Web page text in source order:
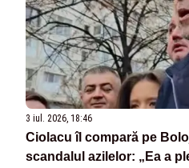
3 iul. 2026, 18:46
Ciolacu îl compară pe
scandalul azilelor: „Ea a